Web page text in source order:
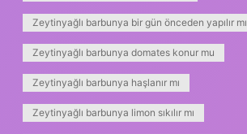
Zeytinyağlı barbunya bir gün önceden yapılır mı
Zeytinyağlı barbunya domates konur mu
Zeytinyağlı barbunya haşlanır mı
Zeytinyağlı barbunya limon sıkılır mı